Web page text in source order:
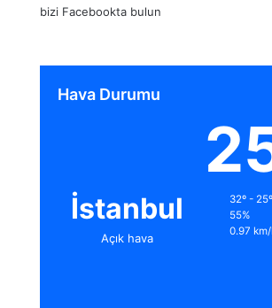
bizi Facebookta bulun
Hava Durumu
İstanbul
Açık hava
32º - 25º
55%
0.97